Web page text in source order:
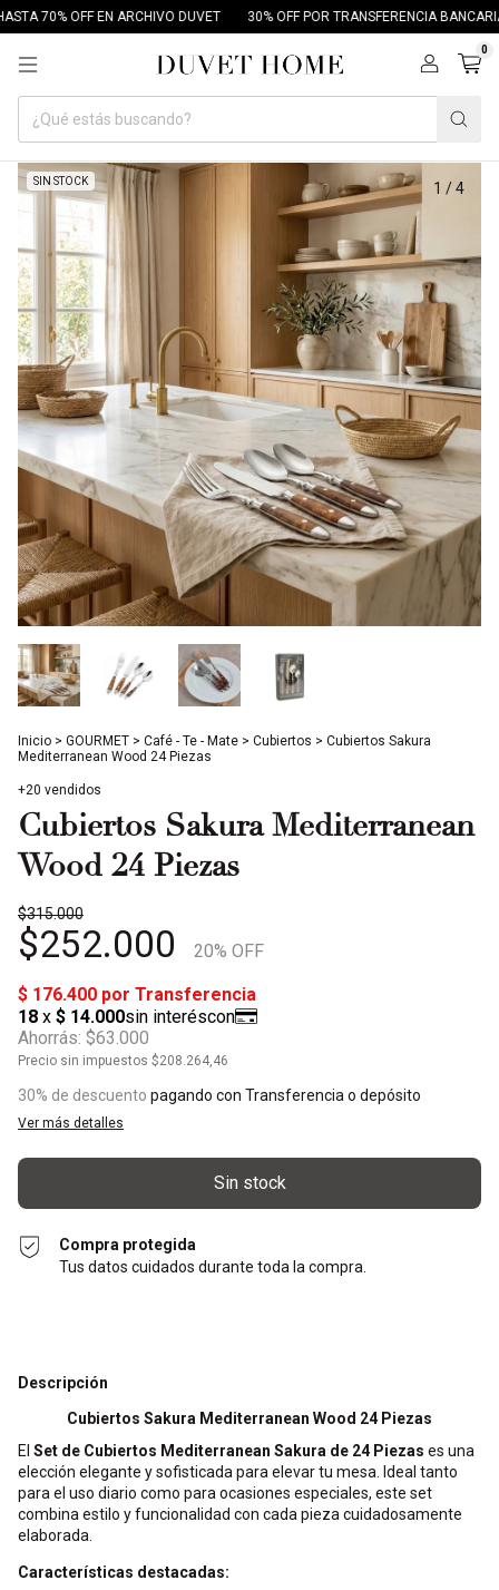
70% OFF EN ARCHIVO DUVET 30% OFF POR TRANSFERENCIA BANCARIA
0
SIN STOCK 1 /4
Inicio > GOURMET > Café - Te - Mate > Cubiertos > Cubiertos Sakura
Mediterranean Wood 24 Piezas
+20 vendidos
Cubiertos Sakura Mediterranean
Wood 24 Piezas
$315.000
$252.000 20% OFF
Ahorrás: $63.000
Precio sin impuestos $208.264,46
30% de descuento pagando con Transferencia o depósito
Ver más detalles
Compra protegida
Tus datos cuidados durante toda la compra.
Descripción
Cubiertos Sakura Mediterranean Wood 24 Piezas
El Set de Cubiertos Mediterranean Sakura de 24 Piezas es una
elección elegante y sofisticada para elevar tu mesa. Ideal tanto
para el uso diario como para ocasiones especiales, este set
combina estilo y funcionalidad con cada pieza cuidadosamente
elaborada.
Características destacadas: